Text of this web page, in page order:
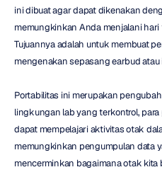
ini dibuat agar dapat dikenakan
memungkinkan Anda menjalani
Tujuannya adalah untuk membuat
mengenakan sepasang earbud
Portabilitas ini merupakan
lingkungan lab yang terkontrol,
dapat mempelajari aktivitas otak
memungkinkan pengumpulan data
mencerminkan bagaimana otak